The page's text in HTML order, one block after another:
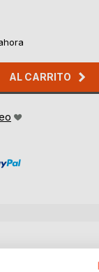
AL CARRITO